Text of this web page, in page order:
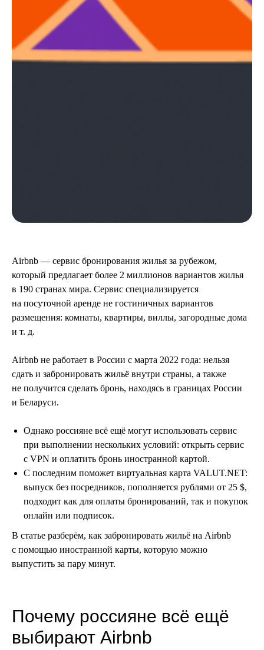
Airbnb — сервис бронирования жилья за рубежом,
который предлагает более 2 миллионов вариантов жилья
в 190 странах мира. Сервис специализируется
на посуточной аренде не гостиничных вариантов
размещения: комнаты, квартиры, виллы, загородные дома
и т. д.
Airbnb не работает в России с марта 2022 года: нельзя
сдать и забронировать жильё внутри страны, а также
не получится сделать бронь, находясь в границах России
и Беларуси.
Однако россияне всё ещё могут использовать сервис
при выполнении нескольких условий: открыть сервис
с VPN и оплатить бронь иностранной картой.
С последним поможет виртуальная карта VALUT.NET:
выпуск без посредников, пополняется рублями от 25 $,
подходит как для оплаты бронирований, так и покупок
онлайн или подписок.
В статье разберём, как забронировать жильё на Airbnb
с помощью иностранной карты, которую можно
выпустить за пару минут.
Почему россияне всё ещё
выбирают Airbnb